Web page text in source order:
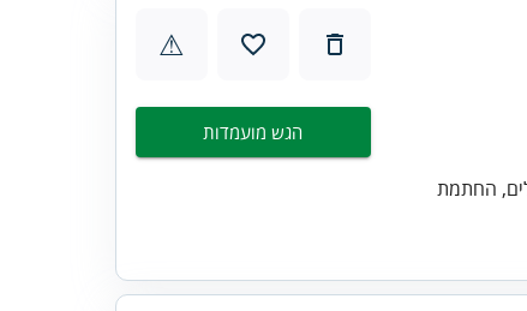
החתמת
⚠
הגש מועמדות